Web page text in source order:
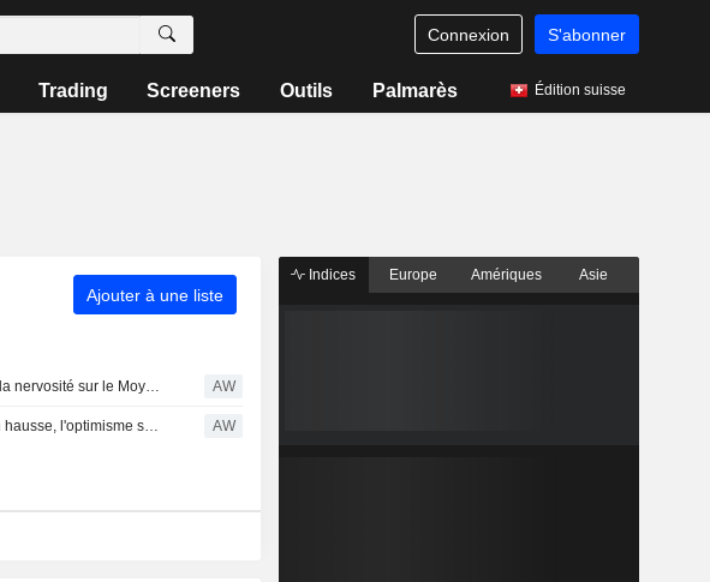
Connexion S'abonner
Trading Screeners Outils Palmarès Édition suisse
Ajouter à une liste
Marchés: retour de la nervosité sur le Moyen-Orient, records en Europe AW
Le pétrole repart en hausse, l'optimisme sur un accord au Moyen-Orient s'effrite AW
Indices Europe Amériques Asie